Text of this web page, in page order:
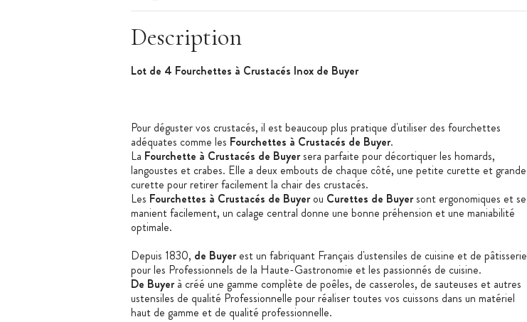
Description
Lot de 4 Fourchettes à Crustacés Inox de Buyer
Pour déguster vos crustacés, il est beaucoup plus pratique d'utiliser des fourchettes
adéquates comme les Fourchettes à Crustacés de Buyer.
La Fourchette à Crustacés de Buyersera parfaite pour décortiquer les homards,
langoustes et crabes. Elle a deux embouts de chaque côté, une petite curette et grande
curette pour retirer facilement la chair des crustacés.
Les Fourchettes à Crustacés de Buyerou Curettes de Buyersont ergonomiques et se
manient facilement, un calage central donne une bonne préhension et une maniabilité
optimale.
Depuis 1830, de Buyerest un fabriquant Français d'ustensiles de cuisine et de pâtisserie
pour les Professionnels de la Haute-Gastronomie et les passionnés de cuisine.
De Buyerà créé une gamme complète de poêles, de casseroles, de sauteuses et autres
ustensiles de qualité Professionnelle pour réaliser toutes vos cuissons dans un matériel
haut de gamme et de qualité professionnelle.